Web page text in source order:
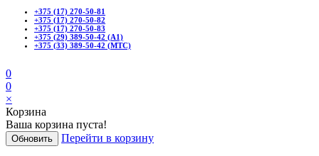
+375 (17) 270-50-81
+375 (17) 270-50-82
+375 (17) 270-50-83
+375 (29) 389-50-42 (А1)
+375 (33) 389-50-42 (МТС)
0
0
×
Корзина
Ваша корзина пуста!
Обновить Перейти в корзину